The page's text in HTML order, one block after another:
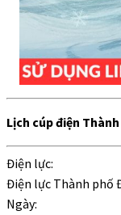
Lịch cúp điện
Điện lực:
Điện lực Thành phố
Ngày: